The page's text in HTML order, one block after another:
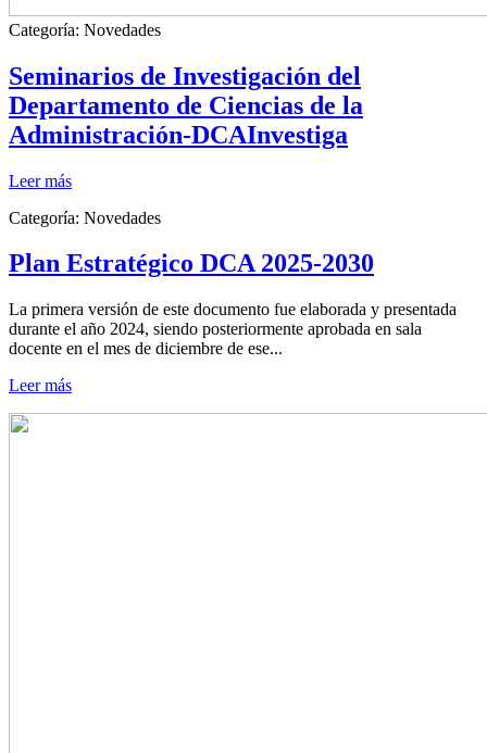
Categoría: Novedades
Seminarios de Investigación del
Departamento de Ciencias de la
Administración-DCAInvestiga
Leer más
Categoría: Novedades
Plan Estratégico DCA 2025-2030
La primera versión de este documento fue elaborada y presentada
durante el año 2024, siendo posteriormente aprobada en sala
docente en el mes de diciembre de ese...
Leer más